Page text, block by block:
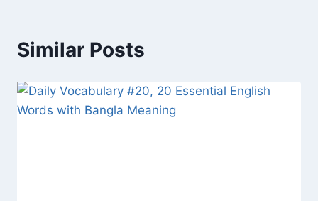
Similar Posts